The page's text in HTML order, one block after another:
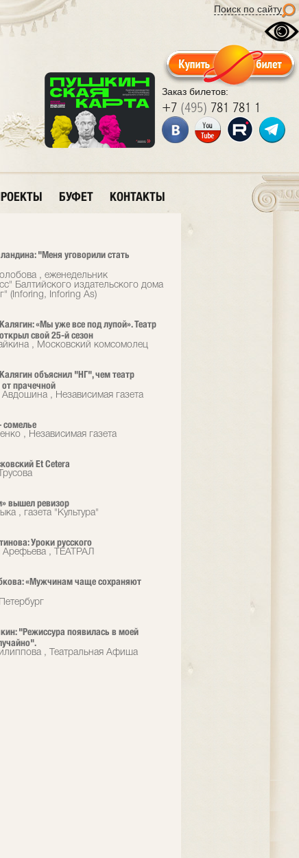
Поиск по сайту
Заказ билетов:
+7 (495) 781 781 1
БУФЕТ КОНТАКТЫ
"Меня уговорили стать
, еженедельник
Балтийского издательского дома
(Inforing, Inforing As)
«Мы уже все под лупой». Театр
свой 25-й сезон
, Московский комсомолец
объяснил "НГ", чем театр
от прачечной
Авдошина , Независимая газета
сомелье
, Независимая газета
Et Cetera
вышел ревизор
, газета "Культура"
Уроки русского
Арефьева , ТЕАТРАЛ
«Мужчинам чаще сохраняют
"Режиссура появилась в моей
, Театральная Афиша